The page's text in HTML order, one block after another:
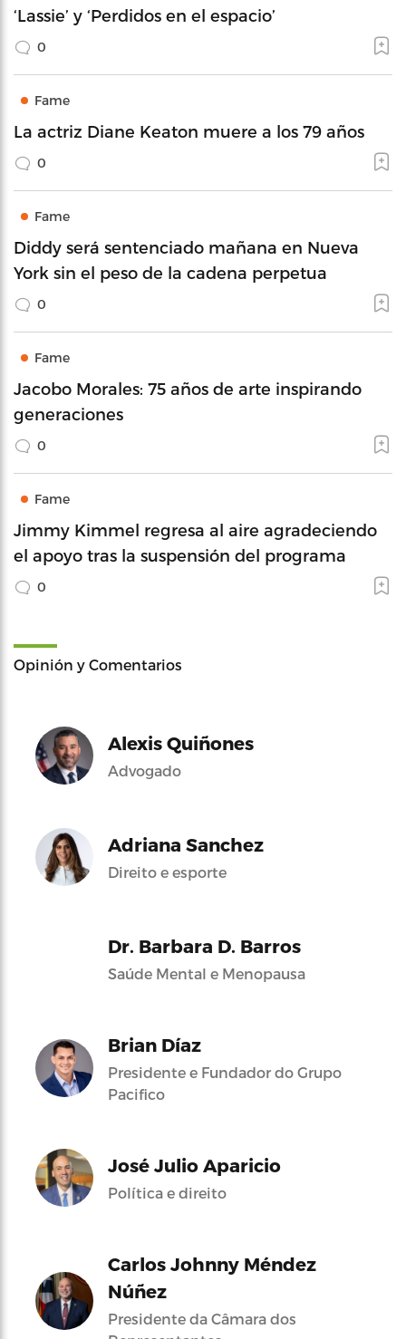
‘Lassie’ y ‘Perdidos en el espacio’
0
Fame
La actriz Diane Keaton muere a los 79 años
0
Fame
Diddy será sentenciado mañana en Nueva
York sin el peso de la cadena perpetua
0
Fame
Jacobo Morales: 75 años de arte inspirando
generaciones
0
Fame
Jimmy Kimmel regresa al aire agradeciendo
el apoyo tras la suspensión del programa
0
Opinión y Comentarios
Alexis Quiñones
Advogado
Adriana Sanchez
Direito e esporte
Dr. Barbara D. Barros
Saúde Mental e Menopausa
Brian Díaz
Presidente e Fundador do Grupo
Pacifico
José Julio Aparicio
Política e direito
Carlos Johnny Méndez
Núñez
Presidente da Câmara dos